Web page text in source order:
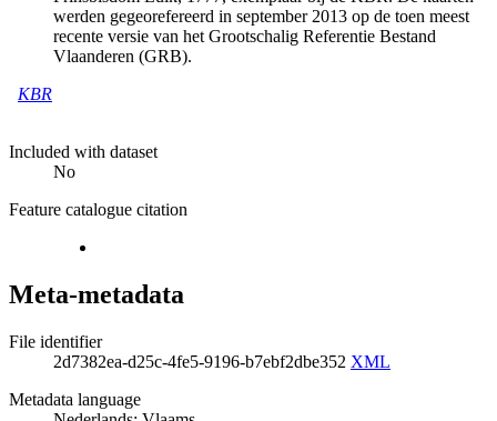
werden gegeorefereerd in september 2013 op de toen meest
recente versie van het Grootschalig Referentie Bestand
Vlaanderen (GRB).
KBR
Included with dataset
No
Feature catalogue citation
Meta-metadata
File identifier
2d7382ea-d25c-4fe5-9196-b7ebf2dbe352 XML
Metadata language